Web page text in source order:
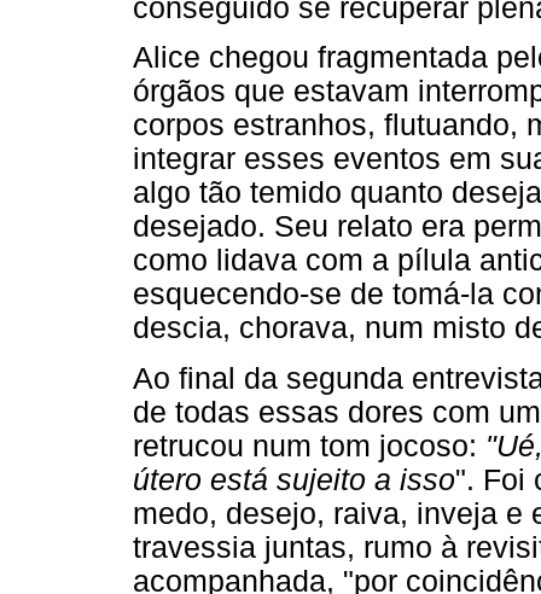
conseguido se recuperar
Alice chegou fragmentada
órgãos que estavam
corpos estranhos, flutuando,
integrar esses eventos em
algo tão temido quanto
desejado. Seu relato era
como lidava com a pílula
esquecendo-se de tomá-la
descia, chorava, num misto
Ao final da segunda
de todas essas dores com
retrucou num tom jocoso:
útero está sujeito a isso". Foi
medo, desejo, raiva, inveja e
travessia juntas, rumo à
acompanhada, "por